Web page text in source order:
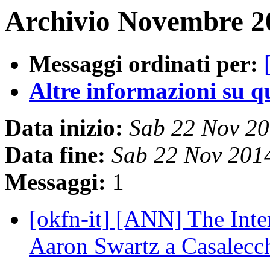
Archivio Novembre
Messaggi ordinati per:
Altre informazioni su
Data inizio: Sab 22 Nov
Data fine: Sab 22 Nov
Messaggi: 1
[okfn-it] [ANN] The
Aaron Swartz a